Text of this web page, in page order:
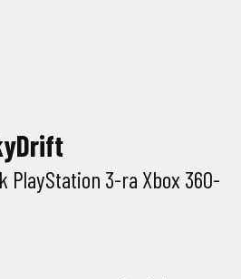
PlayStation 3-ra Xbox 360-